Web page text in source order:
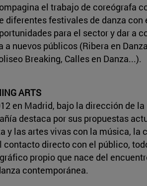
el trabajo de coreógrafa
diferentes festivales de danza con
para el sector y dar a
a nuevos públicos (Ribera en
Breaking, Calles en Danza...).
ARTS
en Madrid, bajo la dirección de
destaca por sus propuestas
y las artes vivas con la música, la
contacto directo con el público,
propio que nace del
contemporánea.